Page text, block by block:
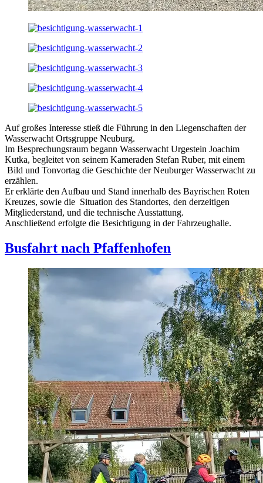
Auf großes Interesse stieß die Führung in den Liegenschaften der
Wasserwacht Ortsgruppe Neuburg.
Im Besprechungsraum begann Wasserwacht Urgestein Joachim
Kutka, begleitet von seinem Kameraden Stefan Ruber, mit einem
Bild und Tonvortag die Geschichte der Neuburger Wasserwacht zu
erzählen.
Er erklärte den Aufbau und Stand innerhalb des Bayrischen Roten
Kreuzes, sowie die Situation des Standortes, den derzeitigen
Mitgliederstand, und die technische Ausstattung.
Anschließend erfolgte die Besichtigung in der Fahrzeughalle.
Busfahrt nach Pfaffenhofen